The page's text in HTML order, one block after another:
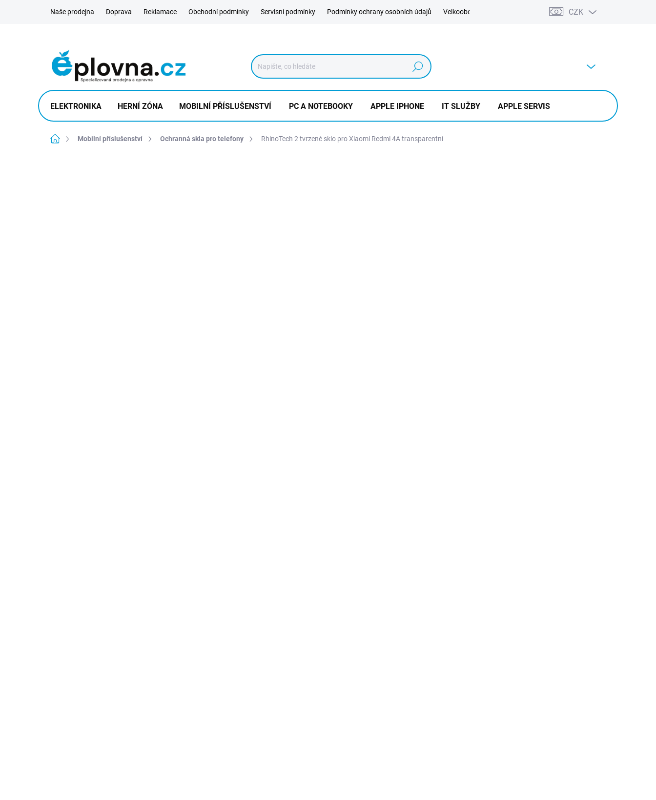
Naše prodejna Doprava Reklamace Obchodní podmínky Servisní podmínky Podmínky ochrany osobních údajů Velkoobchod Výkup CZK
Hledat
ELEKTRONIKA HERNÍ ZÓNA MOBILNÍ PŘÍSLUŠENSTVÍ PC A NOTEBOOKY APPLE IPHONE IT SLUŽBY APPLE SERVIS
Domů Mobilní příslušenství Ochranná skla pro telefony RhinoTech 2 tvrzené sklo pro Xiaomi Redmi 4A transparentní